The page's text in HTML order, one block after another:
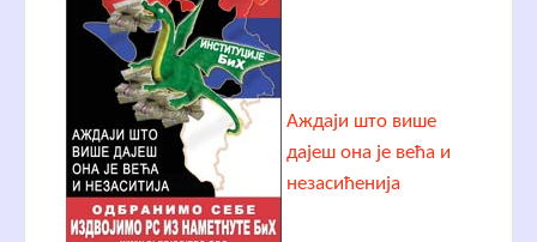
Аждаји што више
дајеш она је већа и
незасићенија